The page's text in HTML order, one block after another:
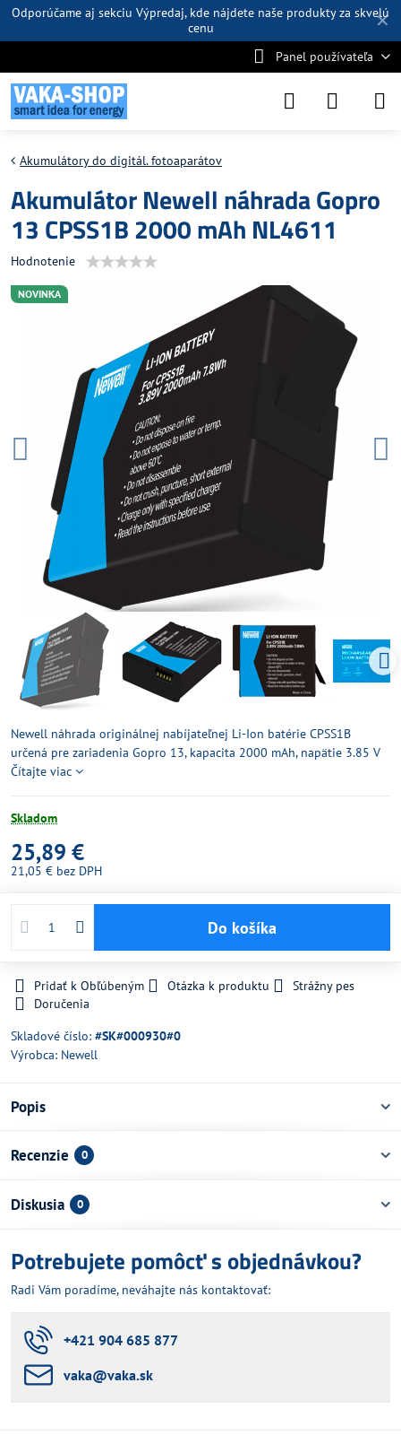
✕
Odporúčame aj sekciu Výpredaj, kde nájdete naše produkty za skvelú
cenu
Panel používateľa
NOVINKA
Akumulátory do digitál. fotoaparátov
Akumulátor Newell náhrada Gopro
13 CPSS1B 2000 mAh NL4611
Hodnotenie
Newell náhrada originálnej nabíjateľnej Li-Ion batérie CPSS1B
určená pre zariadenia Gopro 13, kapacita 2000 mAh, napätie 3.85 V
Čítajte viac
Skladom
25,89 €
21,05 € bez DPH
Do košíka
Pridať k Obľúbeným Otázka k produktu
Strážny pes
Doručenia
Skladové číslo: #SK#000930#0
Výrobca: Newell
Popis
Recenzie 0
Diskusia 0
Potrebujete pomôcť s objednávkou?
Radi Vám poradíme, neváhajte nás kontaktovať:
+421 904 685 877
vaka​@vaka​.sk